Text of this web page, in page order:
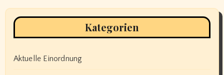
Kategorien
Aktuelle Einordnung